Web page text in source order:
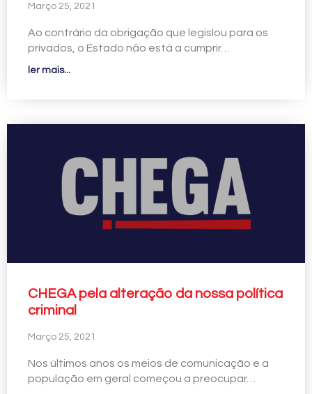
Março 25, 2021
Ao contrário da obrigação que legislou para os
privados, o Estado não está a cumprir…
ler mais...
CHEGA pela alteração da nossa política
criminal
Março 25, 2021
Nos últimos anos os meios de comunicação e a
população em geral começou a preocupar…